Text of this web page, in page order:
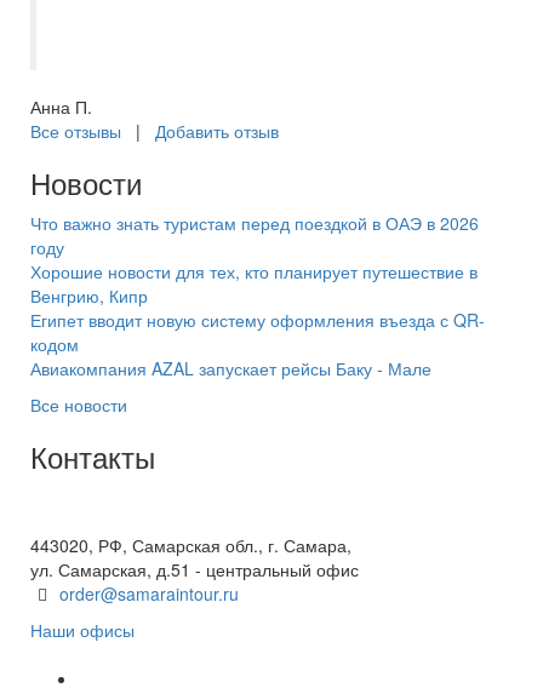
Анна П.
Все отзывы | Добавить отзыв
Новости
Что важно знать туристам перед поездкой в ОАЭ в 2026
году
Хорошие новости для тех, кто планирует путешествие в
Венгрию, Кипр
Египет вводит новую систему оформления въезда с QR-
кодом
Авиакомпания AZAL запускает рейсы Баку - Мале
Все новости
Контакты
443020, РФ, Самарская обл., г. Самара,
ул. Самарская, д.51 - центральный офис
order@samaraintour.ru
Наши офисы